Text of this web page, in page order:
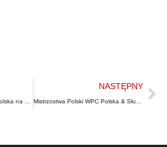
NASTĘPNY